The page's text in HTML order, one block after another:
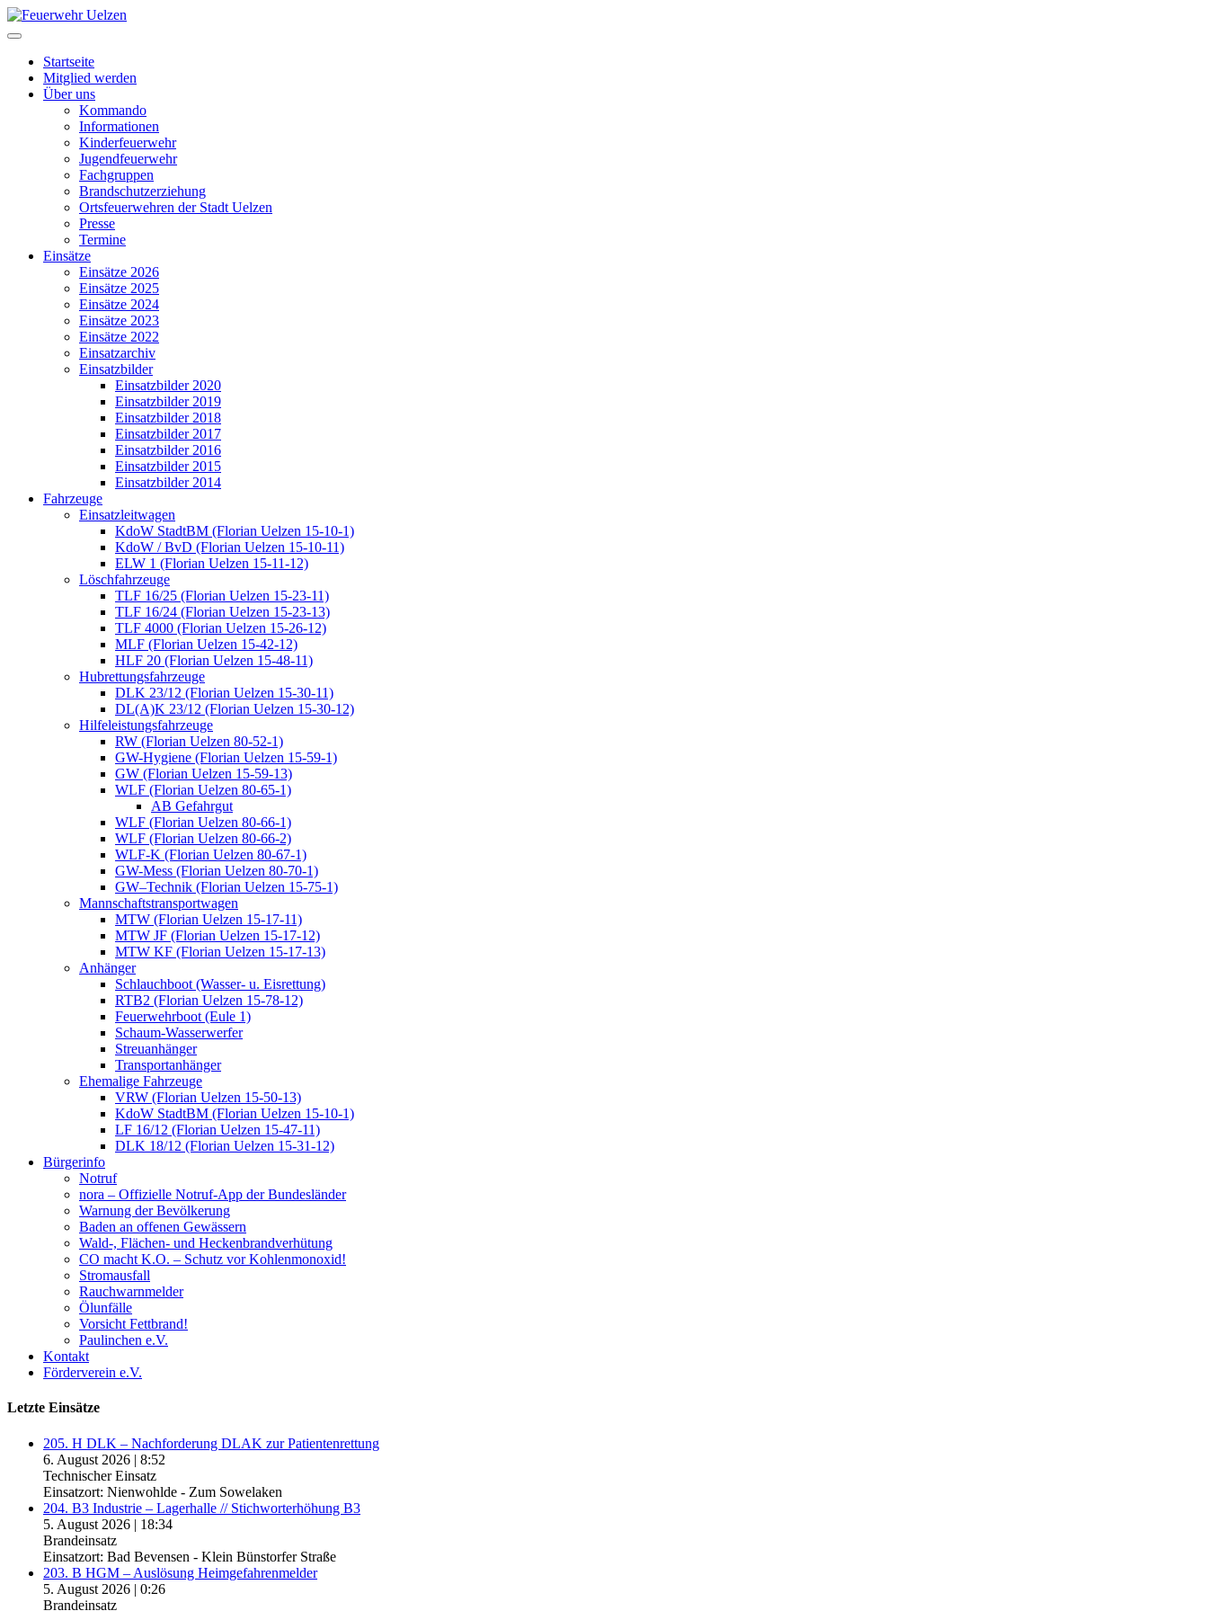
Startseite
Mitglied werden
Über uns
Kommando
Informationen
Kinderfeuerwehr
Jugendfeuerwehr
Fachgruppen
Brandschutzerziehung
Ortsfeuerwehren der Stadt Uelzen
Presse
Termine
Einsätze
Einsätze 2026
Einsätze 2025
Einsätze 2024
Einsätze 2023
Einsätze 2022
Einsatzarchiv
Einsatzbilder
Einsatzbilder 2020
Einsatzbilder 2019
Einsatzbilder 2018
Einsatzbilder 2017
Einsatzbilder 2016
Einsatzbilder 2015
Einsatzbilder 2014
Fahrzeuge
Einsatzleitwagen
KdoW StadtBM (Florian Uelzen 15-10-1)
KdoW / BvD (Florian Uelzen 15-10-11)
ELW 1 (Florian Uelzen 15-11-12)
Löschfahrzeuge
TLF 16/25 (Florian Uelzen 15-23-11)
TLF 16/24 (Florian Uelzen 15-23-13)
TLF 4000 (Florian Uelzen 15-26-12)
MLF (Florian Uelzen 15-42-12)
HLF 20 (Florian Uelzen 15-48-11)
Hubrettungsfahrzeuge
DLK 23/12 (Florian Uelzen 15-30-11)
DL(A)K 23/12 (Florian Uelzen 15-30-12)
Hilfeleistungsfahrzeuge
RW (Florian Uelzen 80-52-1)
GW-Hygiene (Florian Uelzen 15-59-1)
GW (Florian Uelzen 15-59-13)
WLF (Florian Uelzen 80-65-1)
AB Gefahrgut
WLF (Florian Uelzen 80-66-1)
WLF (Florian Uelzen 80-66-2)
WLF-K (Florian Uelzen 80-67-1)
GW-Mess (Florian Uelzen 80-70-1)
GW–Technik (Florian Uelzen 15-75-1)
Mannschaftstransportwagen
MTW (Florian Uelzen 15-17-11)
MTW JF (Florian Uelzen 15-17-12)
MTW KF (Florian Uelzen 15-17-13)
Anhänger
Schlauchboot (Wasser- u. Eisrettung)
RTB2 (Florian Uelzen 15-78-12)
Feuerwehrboot (Eule 1)
Schaum-Wasserwerfer
Streuanhänger
Transportanhänger
Ehemalige Fahrzeuge
VRW (Florian Uelzen 15-50-13)
KdoW StadtBM (Florian Uelzen 15-10-1)
LF 16/12 (Florian Uelzen 15-47-11)
DLK 18/12 (Florian Uelzen 15-31-12)
Bürgerinfo
Notruf
nora – Offizielle Notruf-App der Bundesländer
Warnung der Bevölkerung
Baden an offenen Gewässern
Wald-, Flächen- und Heckenbrandverhütung
CO macht K.O. – Schutz vor Kohlenmonoxid!
Stromausfall
Rauchwarnmelder
Ölunfälle
Vorsicht Fettbrand!
Paulinchen e.V.
Kontakt
Förderverein e.V.
Letzte Einsätze
205. H DLK – Nachforderung DLAK zur Patientenrettung
6. August 2026 | 8:52
Technischer Einsatz
Einsatzort: Nienwohlde - Zum Sowelaken
204. B3 Industrie – Lagerhalle // Stichworterhöhung B3
5. August 2026 | 18:34
Brandeinsatz
Einsatzort: Bad Bevensen - Klein Bünstorfer Straße
203. B HGM – Auslösung Heimgefahrenmelder
5. August 2026 | 0:26
Brandeinsatz